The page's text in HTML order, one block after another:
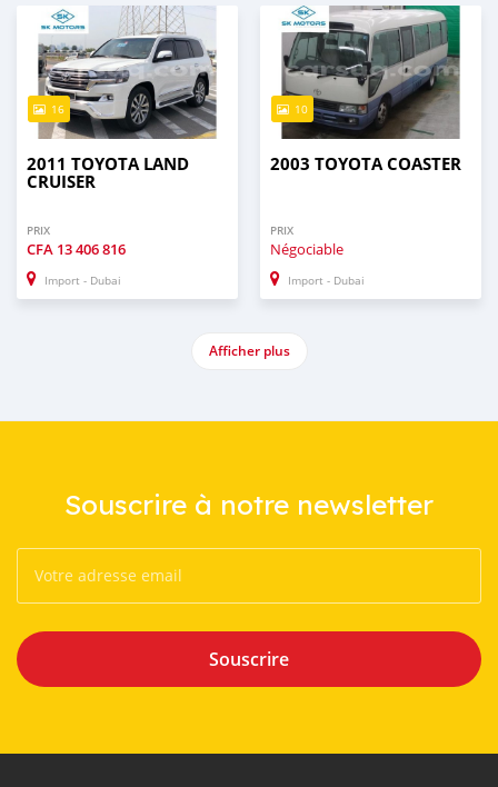
16
2011 TOYOTA LAND
CRUISER
PRIX
CFA 13 406 816
Import - Dubai
10
2003 TOYOTA COASTER
PRIX
Négociable
Import - Dubai
Afficher plus
Souscrire à notre newsletter
Souscrire